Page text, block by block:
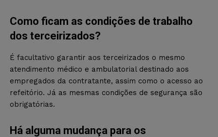
Como ficam as condições de trabalho
dos terceirizados?
É facultativo garantir aos terceirizados o mesmo
atendimento médico e ambulatorial destinado aos
empregados da contratante, assim como o acesso ao
refeitório. Já as mesmas condições de segurança são
obrigatórias.
Há alguma mudança para os